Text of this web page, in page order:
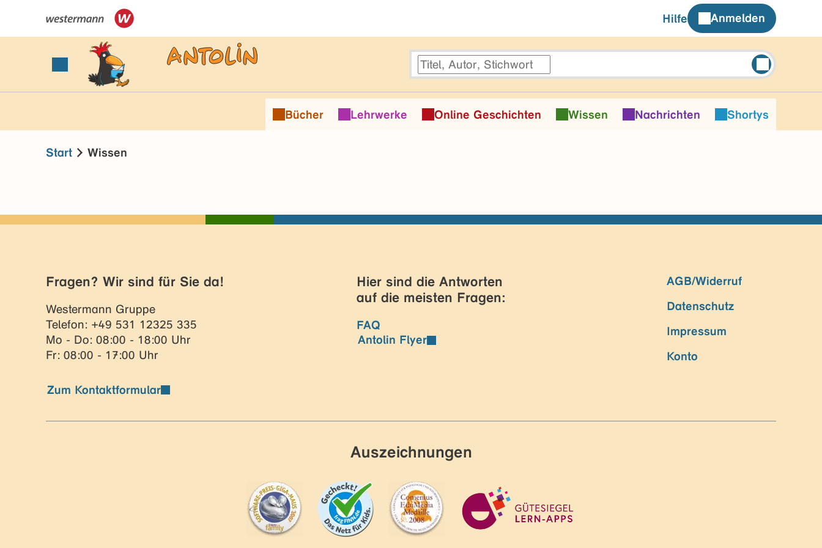
Hilfe Anmelden
Bücher Lehrwerke Online Geschichten Wissen Nachrichten Shortys
Start Wissen
Fragen? Wir sind für Sie da!
Westermann Gruppe
Telefon: +49 531 12325 335
Mo - Do: 08:00 - 18:00 Uhr
Fr: 08:00 - 17:00 Uhr
Zum Kontaktformular
Hier sind die Antworten
auf die meisten Fragen:
FAQ
Antolin Flyer
AGB/Widerruf
Datenschutz
Impressum
Konto
Auszeichnungen